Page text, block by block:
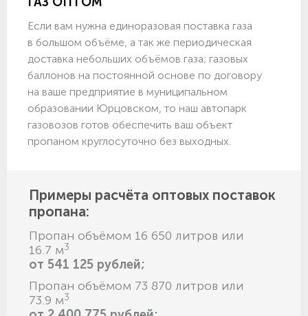
Если вам нужна единоразовая поставка газа
в большом объёме, а так же периодическая
доставка небольших объёмов газа; газовых
баллонов на постоянной основе по договору
на ваше предприятие в муниципальном
образовании Юрцовском, то наш автопарк
газовозов готов обеспечить ваш объект
пропаном круглосуточно без выходных.
Примеры расчёта оптовых поставок
пропана:
Пропан объёмом 16 650 литров или
16.7 м3
от 541 125 рублей;
Пропан объёмом 73 870 литров или
73.9 м3